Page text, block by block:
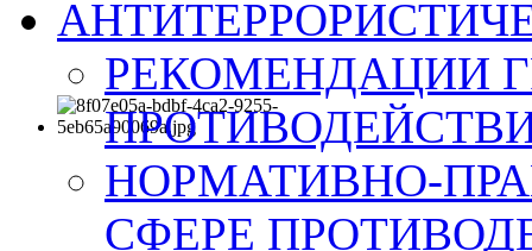
РЕКОМЕНДАЦИИ
НОРМАТИВНО-
СФЕРЕ